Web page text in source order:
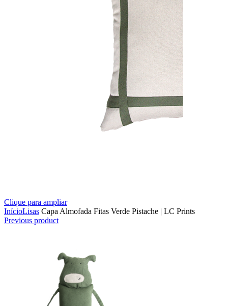
Clique para ampliar
InícioLisas Capa Almofada Fitas Verde Pistache | LC Prints
Previous product